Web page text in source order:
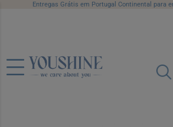
Entregas Grátis em Portugal Continental para
Bepanthen Tattoo Pda